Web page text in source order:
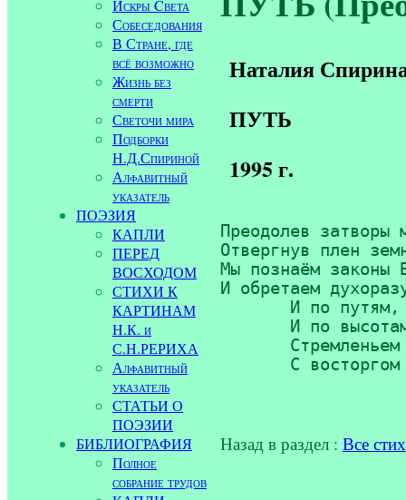
Искры Cвета
Собеседования
В Стране, где
всё возможно
Жизнь без
смерти
Светочи мира
Подборки
Н.Д.Спириной
Алфавитный
указатель
ПОЭЗИЯ
КАПЛИ
ПЕРЕД
ВОСХОДОМ
СТИХИ К
КАРТИНАМ
Н.К. и
С.Н.РЕРИХА
Алфавитный
указатель
СТАТЬИ О
ПОЭЗИИ
БИБЛИОГРАФИЯ
Полное
собрание трудов
Наталия
ПУТЬ
1995 г.
Преодолев
Отвергнув плен
Мы познаём законы
И обретаем
И по
И по
С
Назад в раздел : Все